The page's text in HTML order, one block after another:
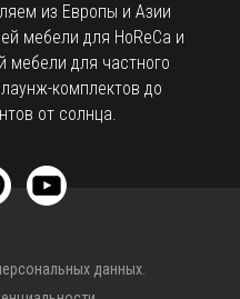
из Европы и Азии
мебели для HoReCa и
мебели для частного
комплектов до
от солнца.
данных.